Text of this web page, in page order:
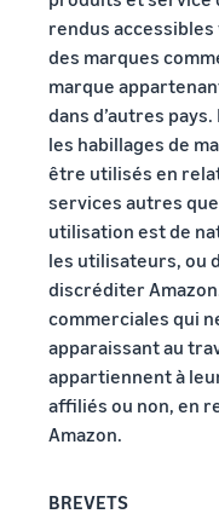
rendus
des marques
marque
dans d’autres
les habillages de
être utilisés en
services autres
utilisation est de
les utilisateurs, ou
discréditer
commerciales qui
apparaissant au
appartiennent à
affiliés ou non, en
Amazon.
BREVETS